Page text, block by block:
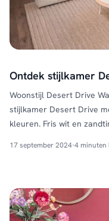
Ontdek stijlkamer
Woonstijl Desert Drive
stijlkamer Desert Drive
kleuren. Fris wit en
tropisch hout. Breng de
17 september 2024·4 minuten